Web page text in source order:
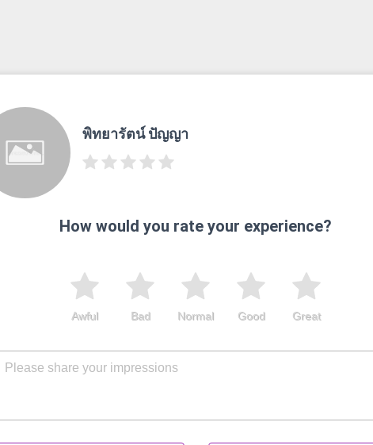
พิทยารัตน์ ปัญญา
How would you rate your experience?
Great
Good
Normal
Bad
Awful